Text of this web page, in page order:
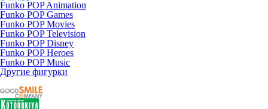
Funko POP Animation
Funko POP Games
Funko POP Movies
Funko POP Television
Funko POP Disney
Funko POP Heroes
Funko POP Music
Другие фигурки